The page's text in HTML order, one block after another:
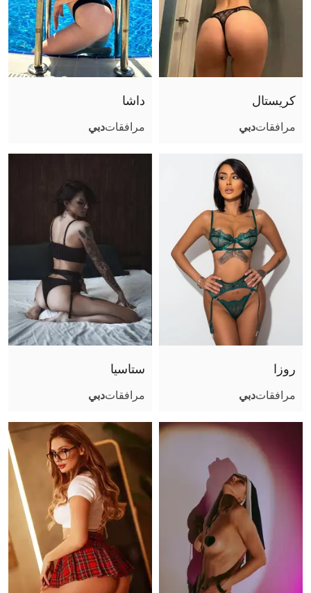
كريستال
مرافقاتدبي
داشا
مرافقاتدبي
روزا
مرافقاتدبي
ستاسيا
مرافقاتدبي